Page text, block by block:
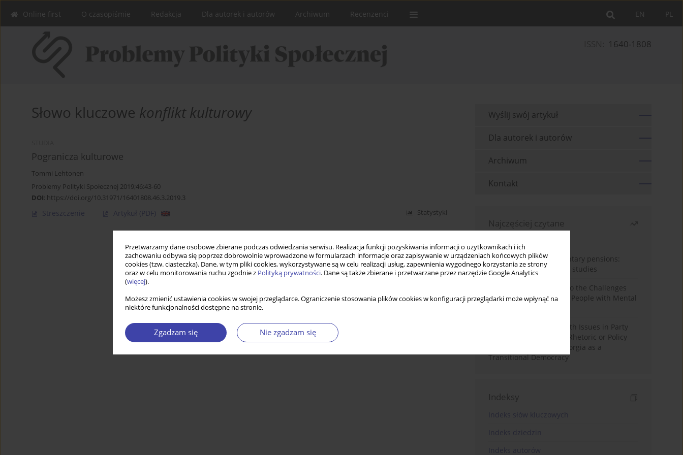
Przetwarzamy dane osobowe zbierane podczas odwiedzania serwisu. Realizacja funkcji pozyskiwania informacji o użytkownikach i ich
zachowaniu odbywa się poprzez dobrowolnie wprowadzone w formularzach informacje oraz zapisywanie w urządzeniach końcowych plików
cookies (tzw. ciasteczka). Dane, w tym pliki cookies, wykorzystywane są w celu realizacji usług, zapewnienia wygodnego korzystania ze strony
oraz w celu monitorowania ruchu zgodnie z Polityką prywatności. Dane są także zbierane i przetwarzane przez narzędzie Google Analytics
(więcej).
Możesz zmienić ustawienia cookies w swojej przeglądarce. Ograniczenie stosowania plików cookies w konfiguracji przeglądarki może wpłynąć na
niektóre funkcjonalności dostępne na stronie.
Zgadzam się Nie zgadzam się
PL
EN
Online first O czasopiśmie Redakcja Dla autorek i autorów Archiwum Recenzenci
1640-1808
Słowo kluczowe konflikt kulturowy
Pogranicza kulturowe
Tommi Lehtonen
Problemy Polityki Społecznej 2019;46:43-60
DOI: https://doi.org/10.31971/16401808.46.3.2019.3
Streszczenie Artykuł (PDF) Statystyki
Wyślij swój artykuł
Dla autorek i autorów
Archiwum
Kontakt
Najczęściej czytane
Auto-enrolment in voluntary pensions:
Comparative OECD case studies
Bibliometric Insights into the Challenges
and Needs of Homeless People with Mental
The Politicisation of Youth Issues in Party
Programmes: Symbolic Rhetoric or Policy
Priority? The Case of Georgia as a
Transitional Democracy
Indeksy
Indeks słów kluczowych
Indeks dziedzin
Indeks autorów